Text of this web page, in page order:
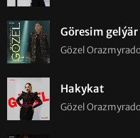
Göresim gelýär
Gözel
Hakykat
Gözel